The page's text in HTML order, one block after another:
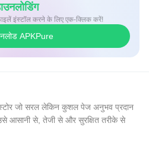
पर XAPK/APK फ़ाइलें इंस्टॉल करने के लिए एक-क्लिक करें!
APKPure
जो सरल लेकिन कुशल पेज अनुभव प्रदान
आसानी से, तेजी से और सुरक्षित तरीके से